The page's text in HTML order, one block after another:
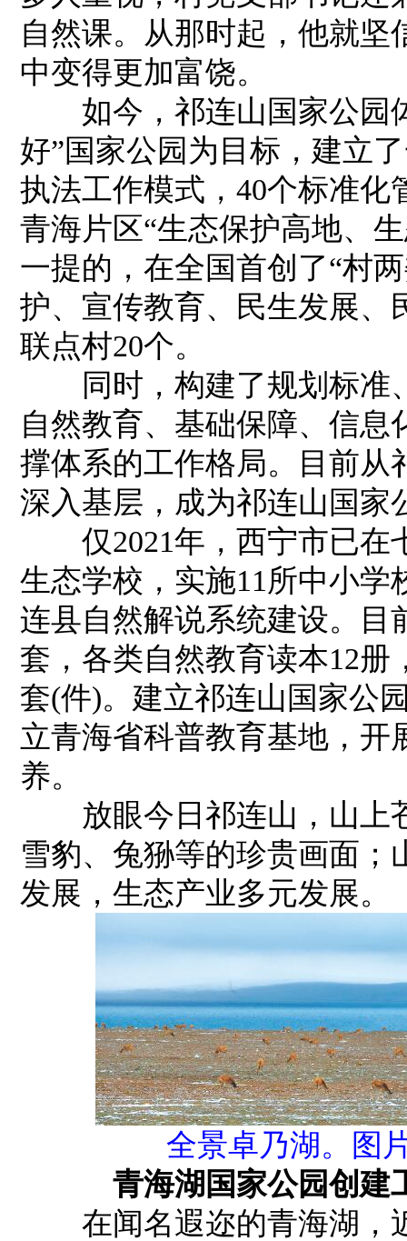
自然课。从那时起，他就
中变得更加富饶。
如今，祁连山国家公园
好”国家公园为目标，建立
执法工作模式，40个标准
青海片区“生态保护高地、
一提的，在全国首创了“村
护、宣传教育、民生发展、
联点村20个。
同时，构建了规划标准
自然教育、基础保障、信
撑体系的工作格局。目前从
深入基层，成为祁连山国家
仅2021年，西宁市已在
生态学校，实施11所中小
连县自然解说系统建设。目
套，各类自然教育读本12册
套(件)。建立祁连山国家公
立青海省科普教育基地，开
养。
放眼今日祁连山，山上
雪豹、兔狲等的珍贵画面
发展，生态产业多元发展。
全景卓乃湖。图片
青海湖国家公园创建
在闻名遐迩的青海湖，